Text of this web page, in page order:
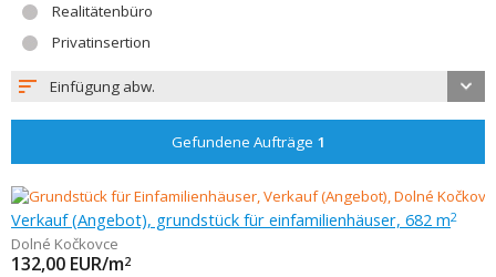
Realitätenbüro
Privatinsertion
Einfügung abw.
Gefundene Aufträge 1
Verkauf (Angebot), grundstück für einfamilienhäuser, 682 m2
Dolné Kočkovce
132,00 EUR/m2